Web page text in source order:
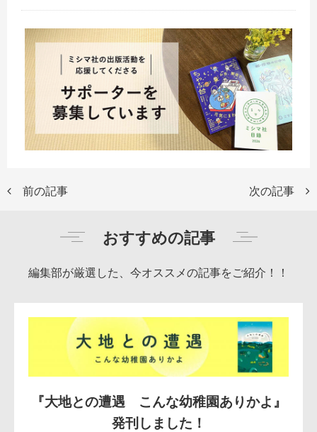
前の記事 次の記事
おすすめの記事
編集部が厳選した、今オススメの記事をご紹介！！
『大地との遭遇 こんな幼稚園ありかよ』
発刊しました！